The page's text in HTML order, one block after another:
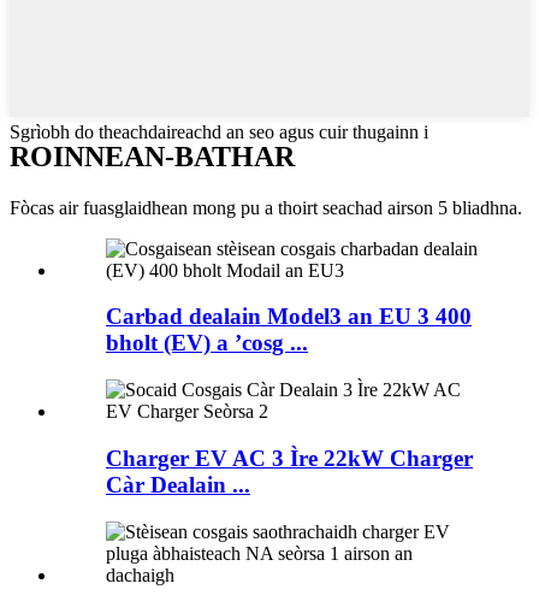
Sgrìobh do theachdaireachd an seo agus cuir thugainn i
ROINNEAN-BATHAR
Fòcas air fuasglaidhean mong pu a thoirt seachad airson 5 bliadhna.
Carbad dealain Model3 an EU 3 400
bholt (EV) a ’cosg ...
Charger EV AC 3 Ìre 22kW Charger
Càr Dealain ...